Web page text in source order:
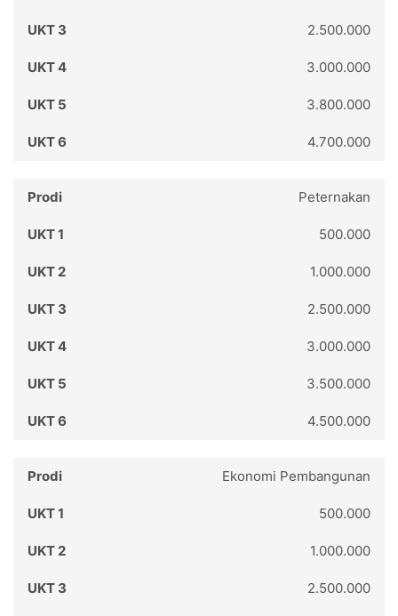
2.500.000
3.000.000
3.800.000
4.700.000
Peternakan
500.000
1.000.000
2.500.000
3.000.000
3.500.000
4.500.000
Ekonomi Pembangunan
500.000
1.000.000
2.500.000